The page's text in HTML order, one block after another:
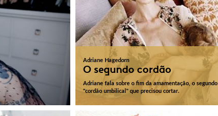
Adriane Hagedorn
O segundo cordão
Adriane fala sobre o fim da amamentação, o segundo
"cordão umbilical" que precisou cortar.